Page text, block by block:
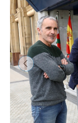
&lsaquo;